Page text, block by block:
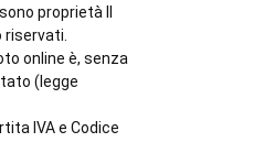
proprietà Il
riservati.
online è, senza
(legge
IVA e Codice